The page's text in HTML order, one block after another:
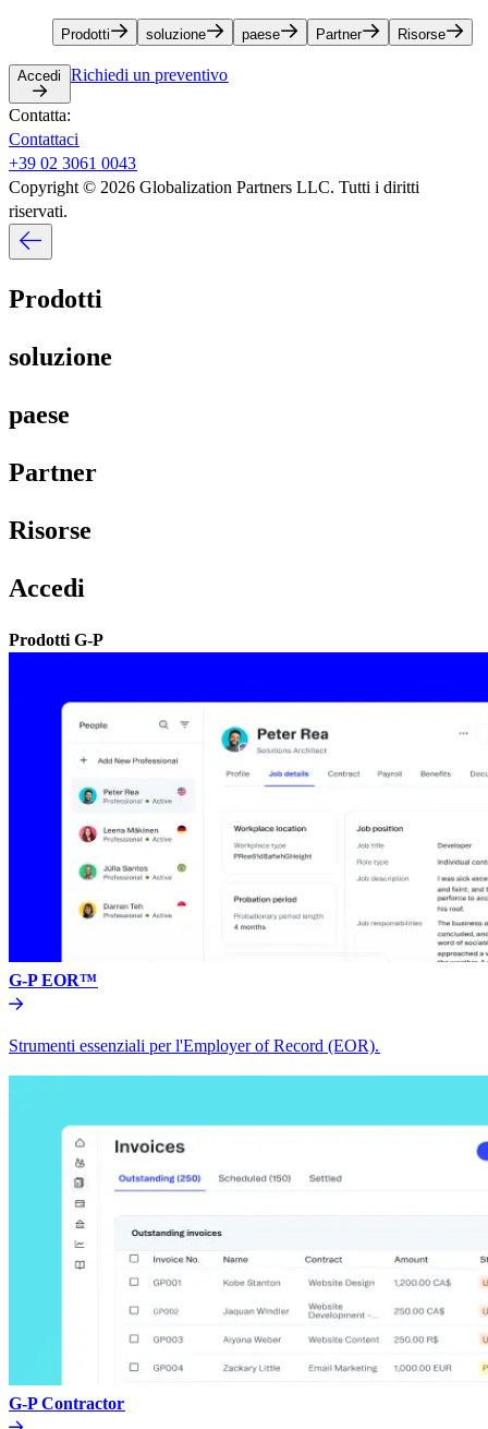
Prodotti​​ soluzione​​ paese​​ Partner​​ Risorse​​
Accedi​​ Richiedi un preventivo​​
Contatta:​​
Contattaci​​
+39 02 3061 0043​​
Copyright © 2026 Globalization Partners LLC. Tutti i diritti
riservati.​​
Prodotti​​
soluzione​​
paese​​
Partner​​
Risorse​​
Accedi​​
Prodotti G-P​​
G-P EOR™​​
Strumenti essenziali per l'Employer of Record (EOR).​​
G-P Contractor​​